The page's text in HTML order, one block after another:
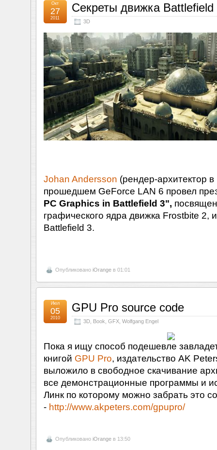
Секреты движка
3D
Окт
27
2011
Johan Andersson (рендер-архитектор в
прошедшем GeForce LAN 6 провел
PC Graphics in Battlefield 3",
графического ядра движка Frostbite 2,
Battlefield 3.
Опубликовано iOrangeв 01:01
GPU Pro source code
3D, Book GFX, Wolfgang Engel
Июл
05
2010
Пока я ищу способ подешевле
книгой GPU Pro, издательство AK
выложило в свободное скачивание
все демонстрационные программы и
Линк по которому можно забрать это
- http://www.akpeters.com/gpupro/
Опубликовано iOrangeв 13:50